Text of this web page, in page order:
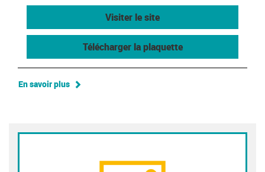
Visiter le site
Télécharger la plaquette
En savoir plus